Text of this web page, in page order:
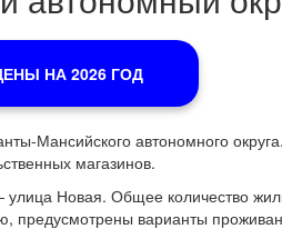
НА 2026 ГОД
Мансийского автономного
магазинов.
Новая. Общее количество
предусмотрены варианты